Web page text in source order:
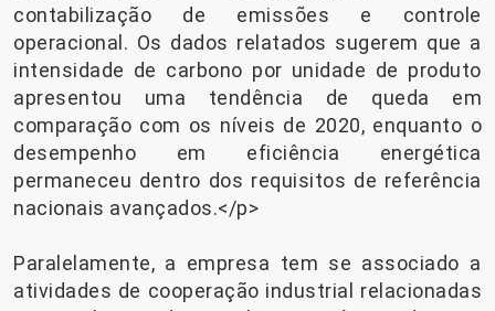
contabilização de emissões e controle
operacional. Os dados relatados sugerem que a
intensidade de carbono por unidade de produto
apresentou uma tendência de queda em
comparação com os níveis de 2020, enquanto o
desempenho em eficiência energética
permaneceu dentro dos requisitos de referência
nacionais avançados.</p>
Paralelamente, a empresa tem se associado a
atividades de cooperação industrial relacionadas